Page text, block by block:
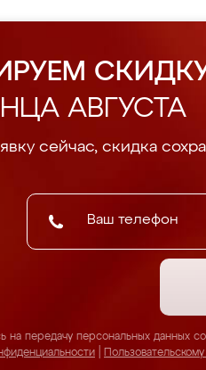
АВГУСТА
сейчас, скидка
на передачу персональных данных